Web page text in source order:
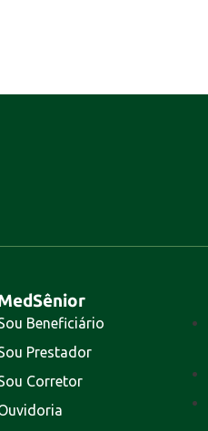
Beneficiário
Prestador
Corretor